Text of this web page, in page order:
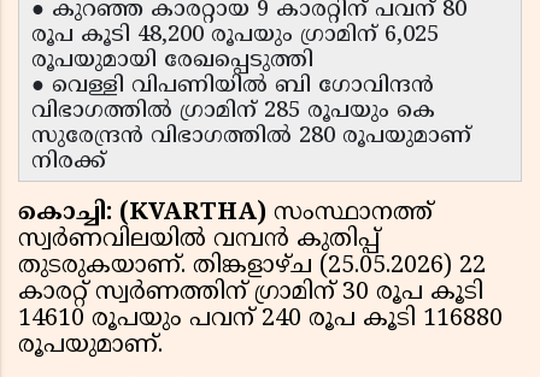
● കുറഞ്ഞ കാരറ്റായ 9 കാരറ്റിന് പവന് 80
രൂപ കൂടി 48,200 രൂപയും ഗ്രാമിന് 6,025
രൂപയുമായി രേഖപ്പെടുത്തി
● വെള്ളി വിപണിയില്‍ ബി ഗോവിന്ദന്‍
വിഭാഗത്തില്‍ ഗ്രാമിന് 285 രൂപയും കെ
സുരേന്ദ്രന്‍ വിഭാഗത്തില്‍ 280 രൂപയുമാണ്
നിരക്ക്
കൊച്ചി: (KVARTHA) സംസ്ഥാനത്ത്
സ്വര്‍ണവിലയില്‍ വമ്പന്‍ കുതിപ്പ്
തുടരുകയാണ്. തിങ്കളാഴ്ച (25.05.2026) 22
കാരറ്റ് സ്വര്‍ണത്തിന് ഗ്രാമിന് 30 രൂപ കൂടി
14610 രൂപയും പവന് 240 രൂപ കൂടി 116880
രൂപയുമാണ്.